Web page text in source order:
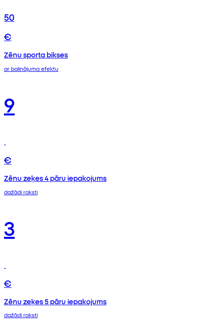
50
€
Zēnu sporta bikses
ar balinājuma efektu
9
€
Zēnu zeķes 4 pāru iepakojums
dažādi raksti
3
€
Zēnu zeķes 5 pāru iepakojums
dažādi raksti